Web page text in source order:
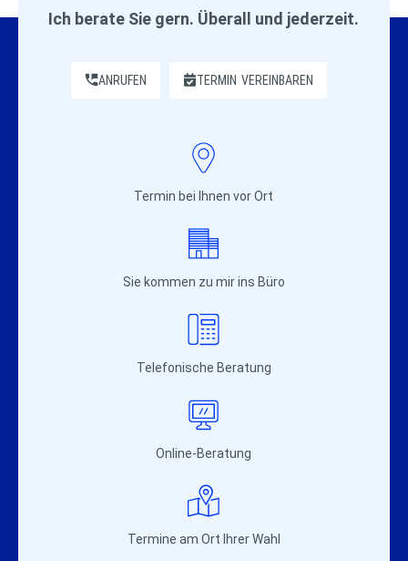
Ich berate Sie gern. Überall und jederzeit.
ANRUFEN TERMIN VEREINBAREN
Termin bei Ihnen vor Ort
Sie kommen zu mir ins Büro
Telefonische Beratung
Online-Beratung
Termine am Ort Ihrer Wahl